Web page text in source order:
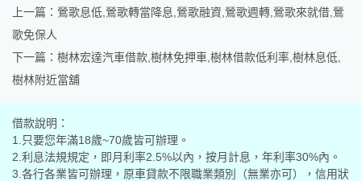
上一篇： 鶯歌息低,鶯歌轉當降息,鶯歌融資,鶯歌週轉,鶯歌來就借,鶯
歌免保人
下一篇： 樹林宏達汽車借款,樹林免押車,樹林借款低利率,樹林息低,
樹林附近當舖
借款說明：
1.只要您年滿18歲~70歲皆可辦理。
2.利息法規規定，即月利率2.5%以內，按月計息，年利率30%內。
3.各行各業皆可辦理，原車貸款不限職業類別（無業亦可），信用狀